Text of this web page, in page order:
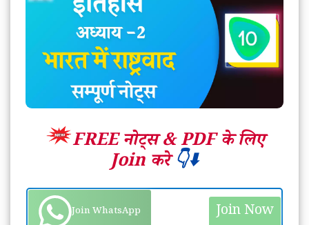
FREE नोट्स &PDF के लिए
Join करे👇⬇️
Join WhatsApp Join Now